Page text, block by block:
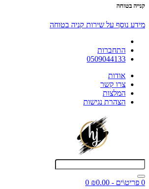
קנייה בטוחה
מידע נוסף על שירות קניה בטוחה
התחברות
0509044133
אודות
צרו קשר
המלצות
הצהרת נגישות
0 פריט\ים - ₪0.00
0